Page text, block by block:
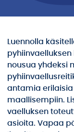
Luennolla
nousua yhdeksi
antamia
maallisempiin.
vaelluksen
asioita. Vapaa